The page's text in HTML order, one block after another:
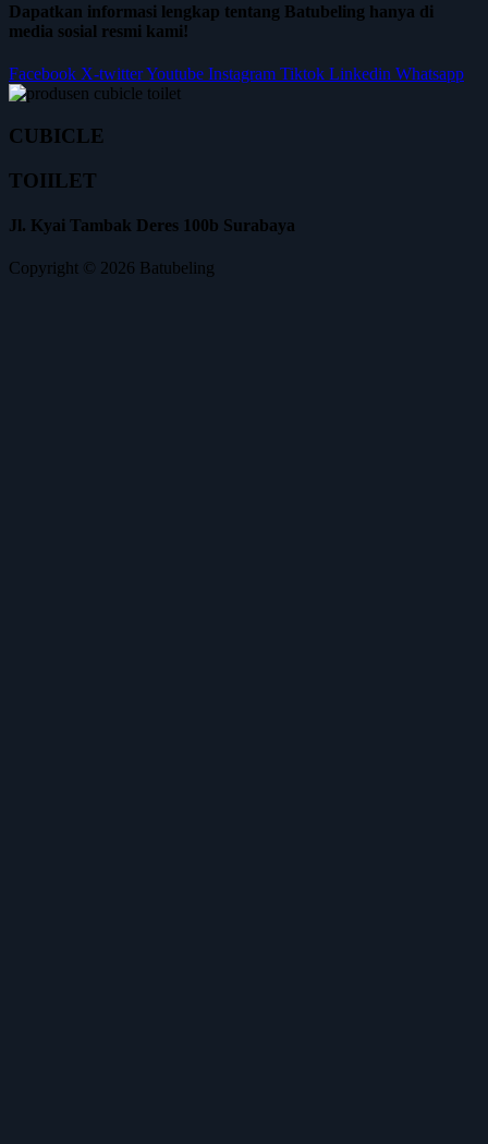
Dapatkan informasi lengkap tentang Batubeling hanya di
media sosial resmi kami!
Facebook X-twitterYoutube Instagram Tiktok Linkedin Whatsapp
CUBICLE
TOIILET
Jl. Kyai Tambak Deres 100b Surabaya
Copyright © 2026 Batubeling